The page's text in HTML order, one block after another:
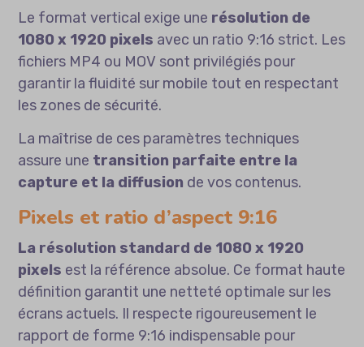
Le format vertical exige une résolution de
1080 x 1920 pixels avec un ratio 9:16 strict. Les
fichiers MP4 ou MOV sont privilégiés pour
garantir la fluidité sur mobile tout en respectant
les zones de sécurité.
La maîtrise de ces paramètres techniques
assure une transition parfaite entre la
capture et la diffusion de vos contenus.
Pixels et ratio d’aspect 9:16
La résolution standard de 1080 x 1920
pixels est la référence absolue. Ce format haute
définition garantit une netteté optimale sur les
écrans actuels. Il respecte rigoureusement le
rapport de forme 9:16 indispensable pour